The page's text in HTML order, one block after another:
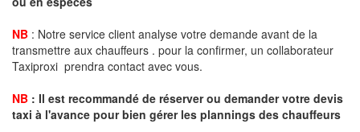
NB : Notre service client analyse votre demande avant de la
transmettre aux chauffeurs . pour la confirmer, un collaborateur
Taxiproxi prendra contact avec vous.
NB : Il est recommandé de réserverou demandervotre devis
taxi à l'avance pour bien gérer les plannings des chauffeurs